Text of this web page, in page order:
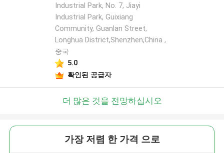
Industrial Park, No. 7, Jiayi
Industrial Park, Guixiang
Community, Guanlan Street,
Longhua District,Shenzhen,China ,
중국
5.0
확인된 공급자
더 많은 것을 전망하십시오
가장 저렴 한 가격 으로